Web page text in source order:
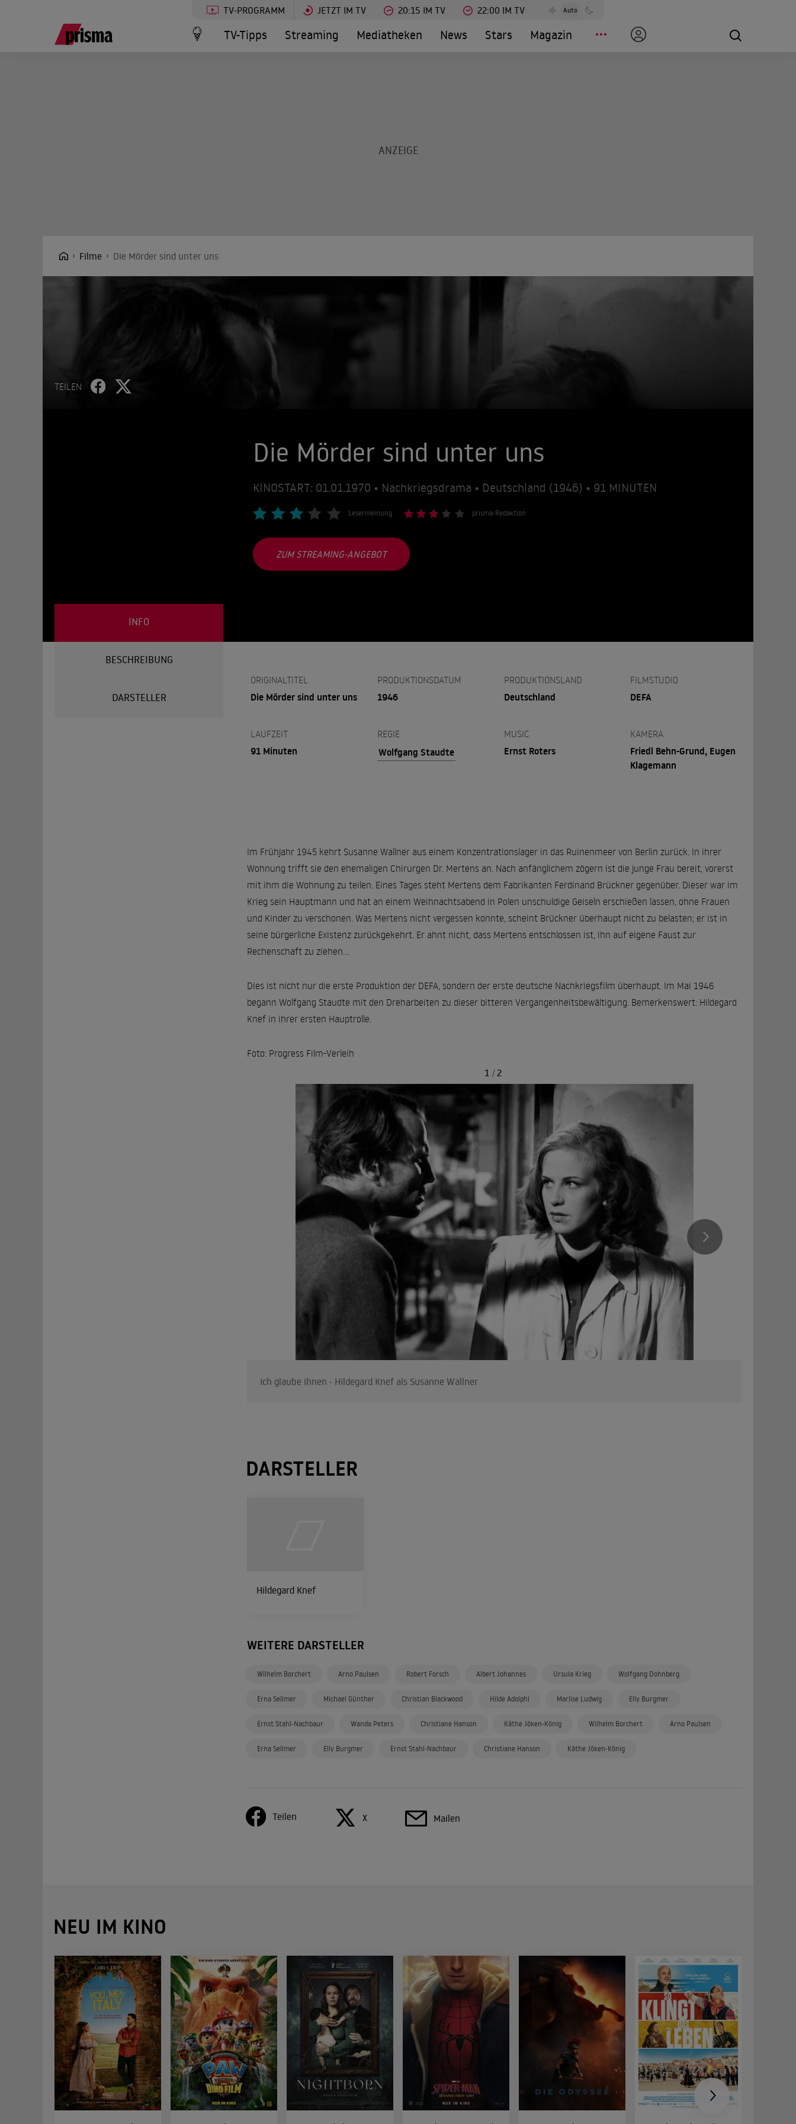
TV-PROGRAMM JETZT IM TV 20:15 IM TV 22:00 IM TV Auto
TV-Tipps Streaming Mediatheken News Stars Magazin
Filme Die Mörder sind unter uns
TEILEN
Die Mörder sind unter uns
KINOSTART: 01.01.1970 • Nachkriegsdrama • Deutschland (1946) • 91 MINUTEN
Lesermeinung prisma-Redaktion
ZUM STREAMING-ANGEBOT
INFO
BESCHREIBUNG
DARSTELLER
ORIGINALTITEL
Die Mörder sind unter uns
PRODUKTIONSDATUM
1946
PRODUKTIONSLAND
Deutschland
FILMSTUDIO
DEFA
LAUFZEIT
91 Minuten
REGIE
Wolfgang Staudte
MUSIC
Ernst Roters
KAMERA
Friedl Behn-Grund, Eugen
Klagemann
Im Frühjahr 1945 kehrt Susanne Wallner aus einem Konzentrationslager in das Ruinenmeer von Berlin zurück. In ihrer
Wohnung trifft sie den ehemaligen Chirurgen Dr. Mertens an. Nach anfänglichem zögern ist die junge Frau bereit, vorerst
mit ihm die Wohnung zu teilen. Eines Tages steht Mertens dem Fabrikanten Ferdinand Brückner gegenüber. Dieser war im
Krieg sein Hauptmann und hat an einem Weihnachtsabend in Polen unschuldige Geiseln erschießen lassen, ohne Frauen
und Kinder zu verschonen. Was Mertens nicht vergessen konnte, scheint Brückner überhaupt nicht zu belasten; er ist in
seine bürgerliche Existenz zurückgekehrt. Er ahnt nicht, dass Mertens entschlossen ist, ihn auf eigene Faust zur
Rechenschaft zu ziehen...
Dies ist nicht nur die erste Produktion der DEFA, sondern der erste deutsche Nachkriegsfilm überhaupt. Im Mai 1946
begann Wolfgang Staudte mit den Dreharbeiten zu dieser bitteren Vergangenheitsbewältigung. Bemerkenswert: Hildegard
Knef in ihrer ersten Hauptrolle.
Foto: Progress Film-Verleih
Ich glaube ihnen - Hildegard Knef als Susanne Wallner
1 / 2
DARSTELLER
Hildegard Knef
WEITERE DARSTELLER
Wilhelm Borchert Arno Paulsen Robert Forsch Albert Johannes Ursula Krieg Wolfgang Dohnberg
Erna Sellmer Michael Günther Christian Blackwood Hilde Adolphi Marlise Ludwig Elly Burgmer
Ernst Stahl-Nachbaur Wanda Peters Christiane Hanson Käthe Jöken-König Wilhelm Borchert Arno Paulsen
Erna Sellmer Elly Burgmer Ernst Stahl-Nachbaur Christiane Hanson Käthe Jöken-König
Teilen X Mailen
NEU IM KINO